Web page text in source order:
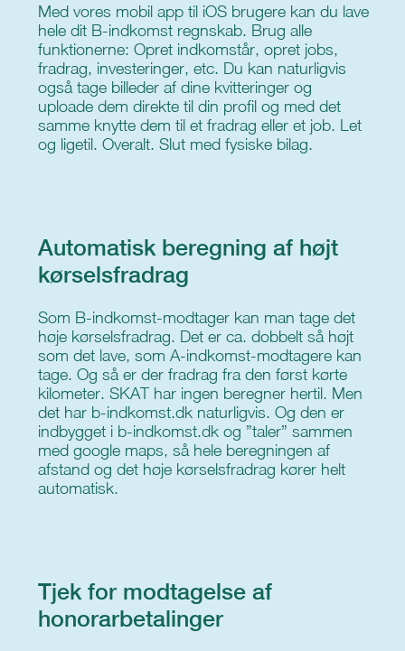
Med vores mobil app til iOS brugere kan du lave
hele dit B-indkomst regnskab. Brug alle
funktionerne: Opret indkomstår, opret jobs,
fradrag, investeringer, etc. Du kan naturligvis
også tage billeder af dine kvitteringer og
uploade dem direkte til din profil og med det
samme knytte dem til et fradrag eller et job. Let
og ligetil. Overalt. Slut med fysiske bilag.
Automatisk beregning af højt
kørselsfradrag
Som B-indkomst-modtager kan man tage det
høje kørselsfradrag. Det er ca. dobbelt så højt
som det lave, som A-indkomst-modtagere kan
tage. Og så er der fradrag fra den først kørte
kilometer. SKAT har ingen beregner hertil. Men
det har b-indkomst.dk naturligvis. Og den er
indbygget i b-indkomst.dk og ”taler” sammen
med google maps, så hele beregningen af
afstand og det høje kørselsfradrag kører helt
automatisk.
Tjek for modtagelse af
honorarbetalinger